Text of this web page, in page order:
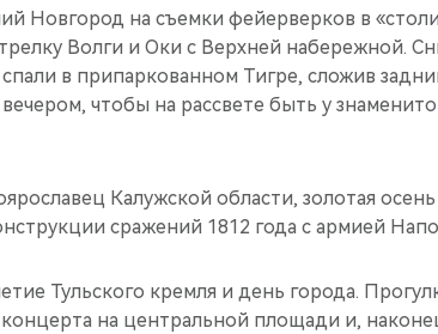
Новгород на съемки фейерверков в
Волги и Оки с Верхней набережной.
в припаркованном Тигре, сложив
чтобы на рассвете быть у
Калужской области, золотая
сражений 1812 года с армией
Тульского кремля и день города.
на центральной площади и,